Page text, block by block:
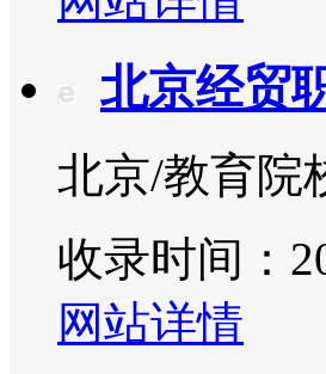
北京经贸
北京/教育院
收录时间：
网站详情